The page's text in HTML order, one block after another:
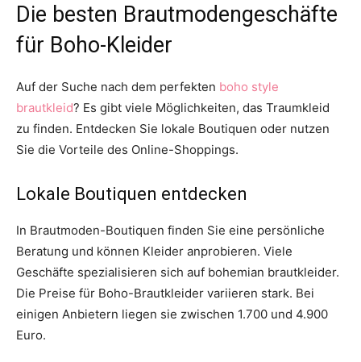
Die besten Brautmodengeschäfte
für Boho-Kleider
Auf der Suche nach dem perfekten boho style
brautkleid? Es gibt viele Möglichkeiten, das Traumkleid
zu finden. Entdecken Sie lokale Boutiquen oder nutzen
Sie die Vorteile des Online-Shoppings.
Lokale Boutiquen entdecken
In Brautmoden-Boutiquen finden Sie eine persönliche
Beratung und können Kleider anprobieren. Viele
Geschäfte spezialisieren sich auf bohemian brautkleider.
Die Preise für Boho-Brautkleider variieren stark. Bei
einigen Anbietern liegen sie zwischen 1.700 und 4.900
Euro.